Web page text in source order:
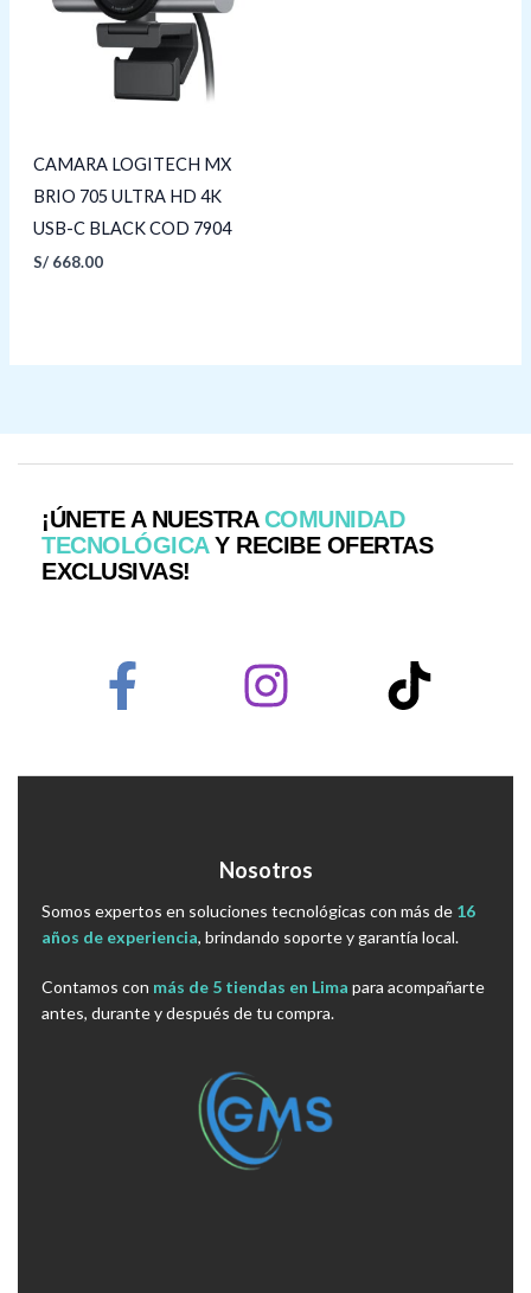
CAMARA LOGITECH MX
BRIO 705 ULTRA HD 4K
USB-C BLACK COD 7904
S/668.00
¡ÚNETE A NUESTRACOMUNIDAD
TECNOLÓGICAY RECIBE OFERTAS
EXCLUSIVAS!
Nosotros
Somos expertos en soluciones tecnológicas con más de 16
años de experiencia, brindando soporte y garantía local.
Contamos con más de 5 tiendas en Lima para acompañarte
antes, durante y después de tu compra.